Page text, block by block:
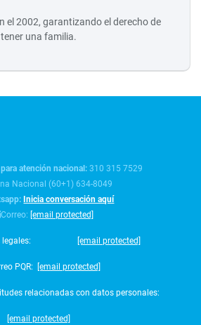
el 2002, garantizando el derecho de
una familia.
para atención nacional:310 315 7529
Nacional (60+1) 634-8049
Inicia conversación aquí
Correo: [email protected]
[email protected]
PQR: [email protected]
relacionadas con datos personales:
[email protected]